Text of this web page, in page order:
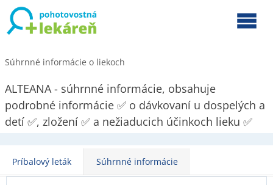
Súhrnné informácie o liekoch
ALTEANA - súhrnné informácie, obsahuje
podrobné informácie ✅ o dávkovaní u dospelých a
detí ✅, zložení ✅ a nežiaducich účinkoch lieku ✅
Príbalový leták Súhrnné informácie